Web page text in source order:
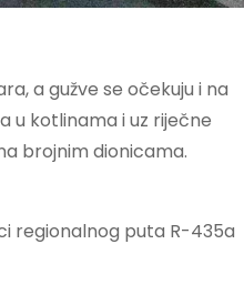
a gužve se očekuju i na
u kotlinama i uz riječne
brojnim dionicama.
regionalnog puta R-435a